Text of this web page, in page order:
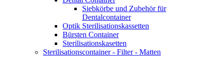
Siebkörbe und Zubehör für
Dentalcontainer
Optik Sterilisationskassetten
Bürsten Container
Sterilisationskasetten
Sterilisationscontainer - Filter - Matten